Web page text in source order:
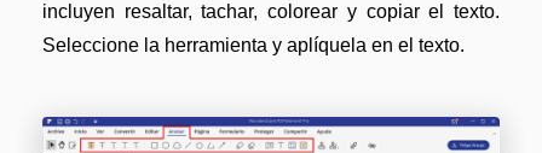
incluyen resaltar, tachar, colorear y copiar el texto.
Seleccione la herramienta y aplíquela en el texto.